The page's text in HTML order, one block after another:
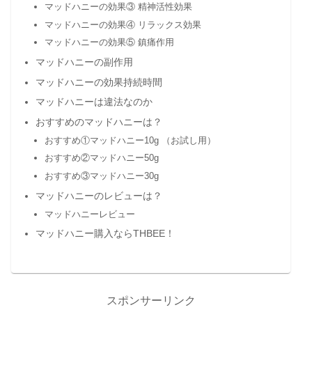
マッドハニーの効果③ 精神活性効果
マッドハニーの効果④ リラックス効果
マッドハニーの効果⑤ 鎮痛作用
マッドハニーの副作用
マッドハニーの効果持続時間
マッドハニーは違法なのか
おすすめのマッドハニーは？
おすすめ①マッドハニー10g （お試し用）
おすすめ②マッドハニー50g
おすすめ③マッドハニー30g
マッドハニーのレビューは？
マッドハニーレビュー
マッドハニー購入ならTHBEE！
スポンサーリンク